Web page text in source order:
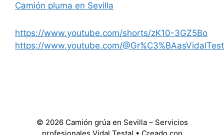
Camión pluma en Sevilla
https://www.youtube.com/shorts/zK10-3GZ5Bo
https://www.youtube.com/
© 2026 Camión grúa en Sevilla – Servicios